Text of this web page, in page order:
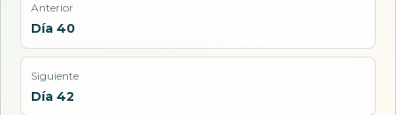
Anterior
Día 40
Siguiente
Día 42